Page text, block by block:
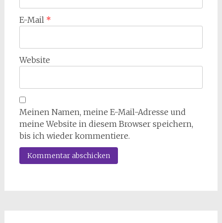
E-Mail *
Website
Meinen Namen, meine E-Mail-Adresse und
meine Website in diesem Browser speichern,
bis ich wieder kommentiere.